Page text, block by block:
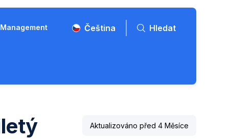
Čeština Hledat
Aktualizováno před 4 Měsíce